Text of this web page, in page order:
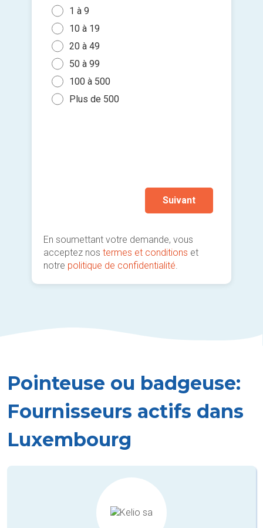
1 à 9
10 à 19
20 à 49
50 à 99
100 à 500
Plus de 500
Suivant
En soumettant votre demande, vous
acceptez nostermes et conditions et
notre politique de confidentialité
Pointeuse ou badgeuse:
Fournisseurs actifs dans
Luxembourg